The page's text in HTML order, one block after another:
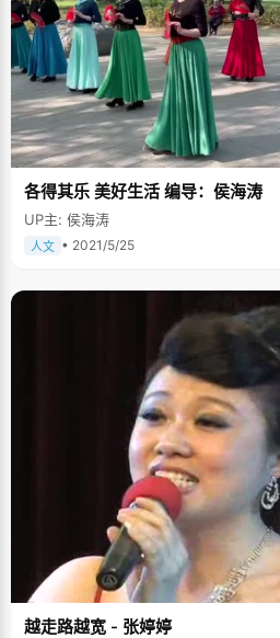
了，于是对学习英语开始产生了浓厚的兴趣。 在培养刘璐源的英文学
面，刘妈妈可谓是煞费苦心，每次在家里
电视就看CCTV9，没事的时候，就开着电
了刘璐源的英语语感和感悟能力起到了很
语广告，或者去到著名的旅游景点，只要有
一起去读这些英文，在不经意中刘璐源就将这
说对英美文化的认同对学习英语很有帮助
化的文章，看英语杂志，听英语歌曲，在
加了对英文文化的一种认同，理解和感悟。" 在刘璐源的印象里，爸爸是一
沉稳而内敛的人，就算在高考最紧张的阶
西，高考考完语文的第一天，妈妈来接刘璐
璐源特别感动，那种拳拳的父爱不经意的流
父母对我默默的关心，默默的支持，高考，是
总有一天也能像飞鸟一样无忧无虑，于是
劳中解脱出来，所有的烦恼都暂时忘记掉，
信心。晚上的时候，刘璐源喜欢将房间里的
自己喜欢的东西，万簇俱静，在安静之中享
校园里，刘璐源最喜欢做的事情，就是沿着
鳞，看柳树垂荫，寻找一种内心的平静，去
各得其乐 美好生活 编导：侯海涛
UP主: 侯海涛
人文 • 2021/5/25
越走路越宽 - 张婷婷